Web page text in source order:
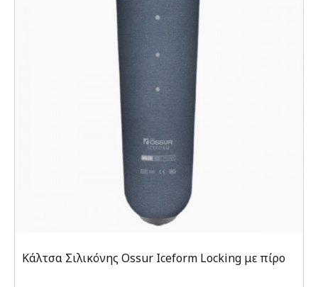
Κάλτσα Σιλικόνης Ossur Iceform Locking με πίρο